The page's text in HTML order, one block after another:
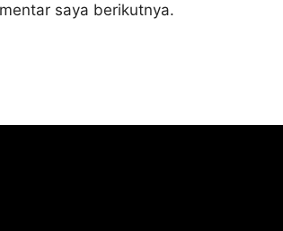
saya berikutnya.